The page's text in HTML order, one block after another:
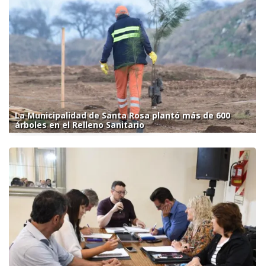
La Municipalidad de Santa Rosa plantó más de 600
árboles en el Relleno Sanitario